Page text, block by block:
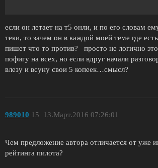
если он летает на т5 онли, и по его словам
теки, то зачем он в каждой моей теме где
пишет что то против? просто не логично
пофигу на всех, но если вдруг начали
влезу и всуну свои 5 копеек…смысл?
989010 13.Март.2016 07:26:01
15
Чем предложение автора отличается от уже
рейтинга пилота?